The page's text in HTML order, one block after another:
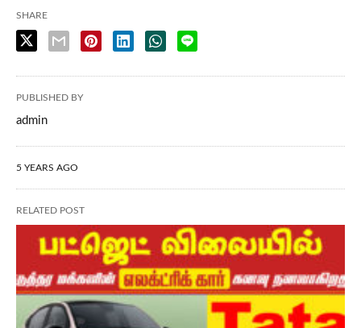
SHARE
PUBLISHED BY
admin
5 YEARS AGO
RELATED POST